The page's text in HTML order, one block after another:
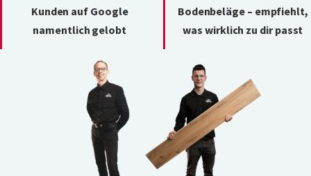
Kunden auf Google
namentlich gelobt
Bodenbeläge – empfiehlt,
was wirklich zu dir passt